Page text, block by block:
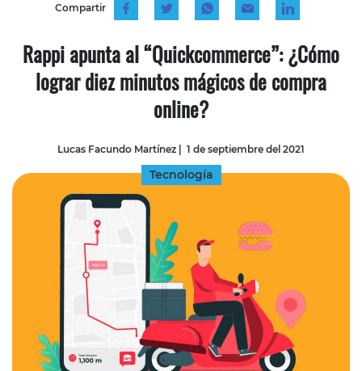
Compartir
Rappi apunta al “Quickcommerce”: ¿Cómo
lograr diez minutos mágicos de compra
online?
Lucas Facundo Martínez | 1 de septiembre del 2021
Tecnología